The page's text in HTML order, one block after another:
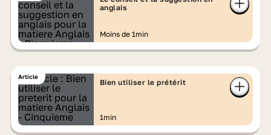
anglais
Moins de 1min
Article
Bien utiliser le prétérit
1min